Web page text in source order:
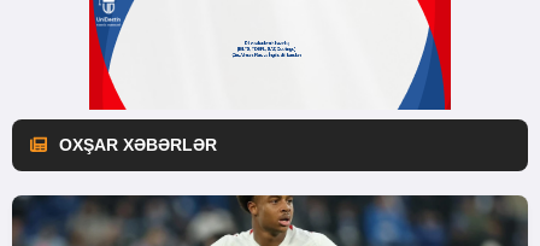
OXŞAR XƏBƏRLƏR